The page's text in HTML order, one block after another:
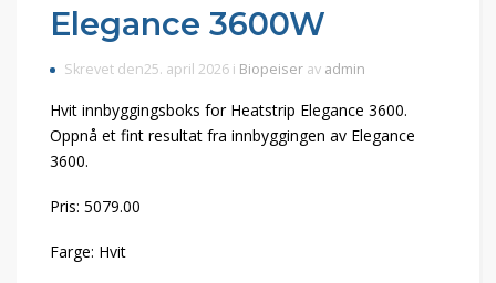
Elegance 3600W
Skrevet den25. april 2026 i Biopeiser av admin
Hvit innbyggingsboks for Heatstrip Elegance 3600.
Oppnå et fint resultat fra innbyggingen av Elegance
3600.
Pris: 5079.00
Farge: Hvit